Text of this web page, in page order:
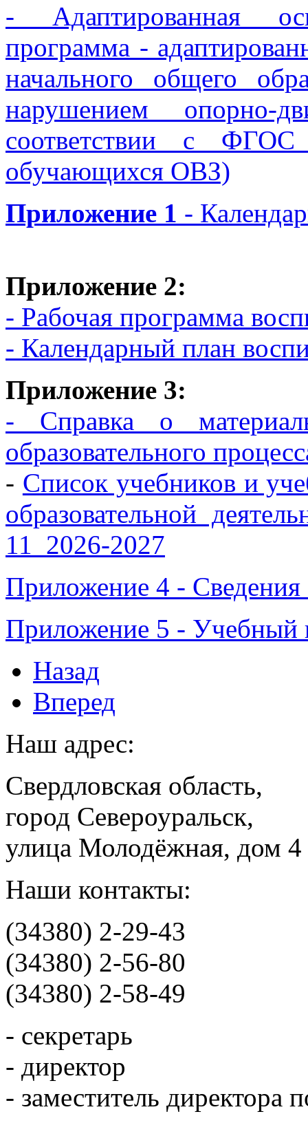
- Адаптированная
программа -
начального общего
нарушением опорно-
соответствии с
обучающихся ОВЗ)
Приложение 1 -
Приложение 2:
- Рабочая программа
- Календарный план
Приложение 3:
- Справка о
образовательного
- Список учебников и
образовательной
11_2026-2027
Приложение 4 - Сведения
Приложение 5 - Учебный
Назад
Вперед
Наш адрес:
Свердловская область,
город Североуральск,
улица Молодёжная, дом 4
Наши контакты:
(34380) 2-29-43
(34380) 2-56-80
(34380) 2-58-49
- секретарь
- директор
- заместитель директора